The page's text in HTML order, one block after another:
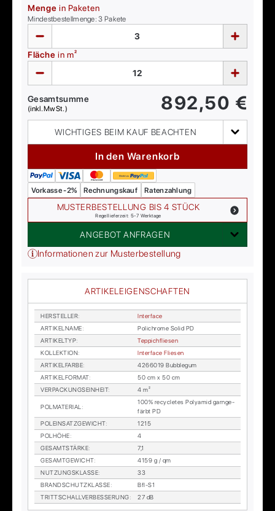
Menge in Paketen
Mindestbestellmenge:3 Pakete
Fläche in m²
Gesamtsumme
(inkl. MwSt.) 892,50 €
WICHTIGES BEIM KAUF BEACHTEN
In den Warenkorb
Vorkasse -2% Rechnungskauf Ratenzahlung
MUSTERBESTELLUNG BIS 4 STÜCK
Regellieferzeit: 5-7 Werktage
ANGEBOT ANFRAGEN
Informationen zur Musterbestellung
ARTIKELEIGENSCHAFTEN
HER­STEL­LER:
In­ter­face
AR­TI­KEL­NA­ME:
Po­lichro­me So­lid PD
AR­TI­KEL­TYP:
Tep­pich­flie­sen
KOL­LEK­TI­ON:
In­ter­face Flie­sen
AR­TI­KEL­FAR­BE:
4266019 Bub­ble­gum
AR­TI­KEL­FOR­MAT:
50 cm x 50 cm
VER­PA­CKUNGS­EIN­HEIT: 4 m²
POL­MA­TE­RI­AL :
100% re­cy­cle­tes Po­ly­amid garn­ge­
färbt PD
POL­EIN­SATZ­GE­WICHT:
1215
POL­HÖ­HE:
4
GE­SAMT­STÄR­KE:
7,1
GE­SAMT­GE­WICHT:
4159 g / qm
NUT­ZUNGS­KLAS­SE:
33
BRAND­SCHUTZ­KLAS­SE:
Bfl-S1
TRITT­SCHALL­VER­BES­SE­RUNG: 27 dB